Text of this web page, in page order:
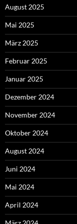
August 2025
Mai 2025
März 2025
Februar 2025
Januar 2025
Dezember 2024
November 2024
Oktober 2024
August 2024
Juni 2024
Mai 2024
April 2024